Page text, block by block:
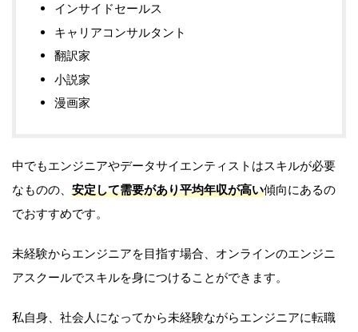
インサイドセールス
キャリアコンサルタント
翻訳家
小説家
漫画家
中でもエンジニアやデータサイエンティストはスキルが必要
なものの、 安定して需要があり平均年収が高い傾向にあるの
でおすすめです。
未経験からエンジニアを目指す場合、オンラインのエンジニ
アスクールでスキルを身につけることができます。
私自身、社会人になってから未経験ながらエンジニアに転職